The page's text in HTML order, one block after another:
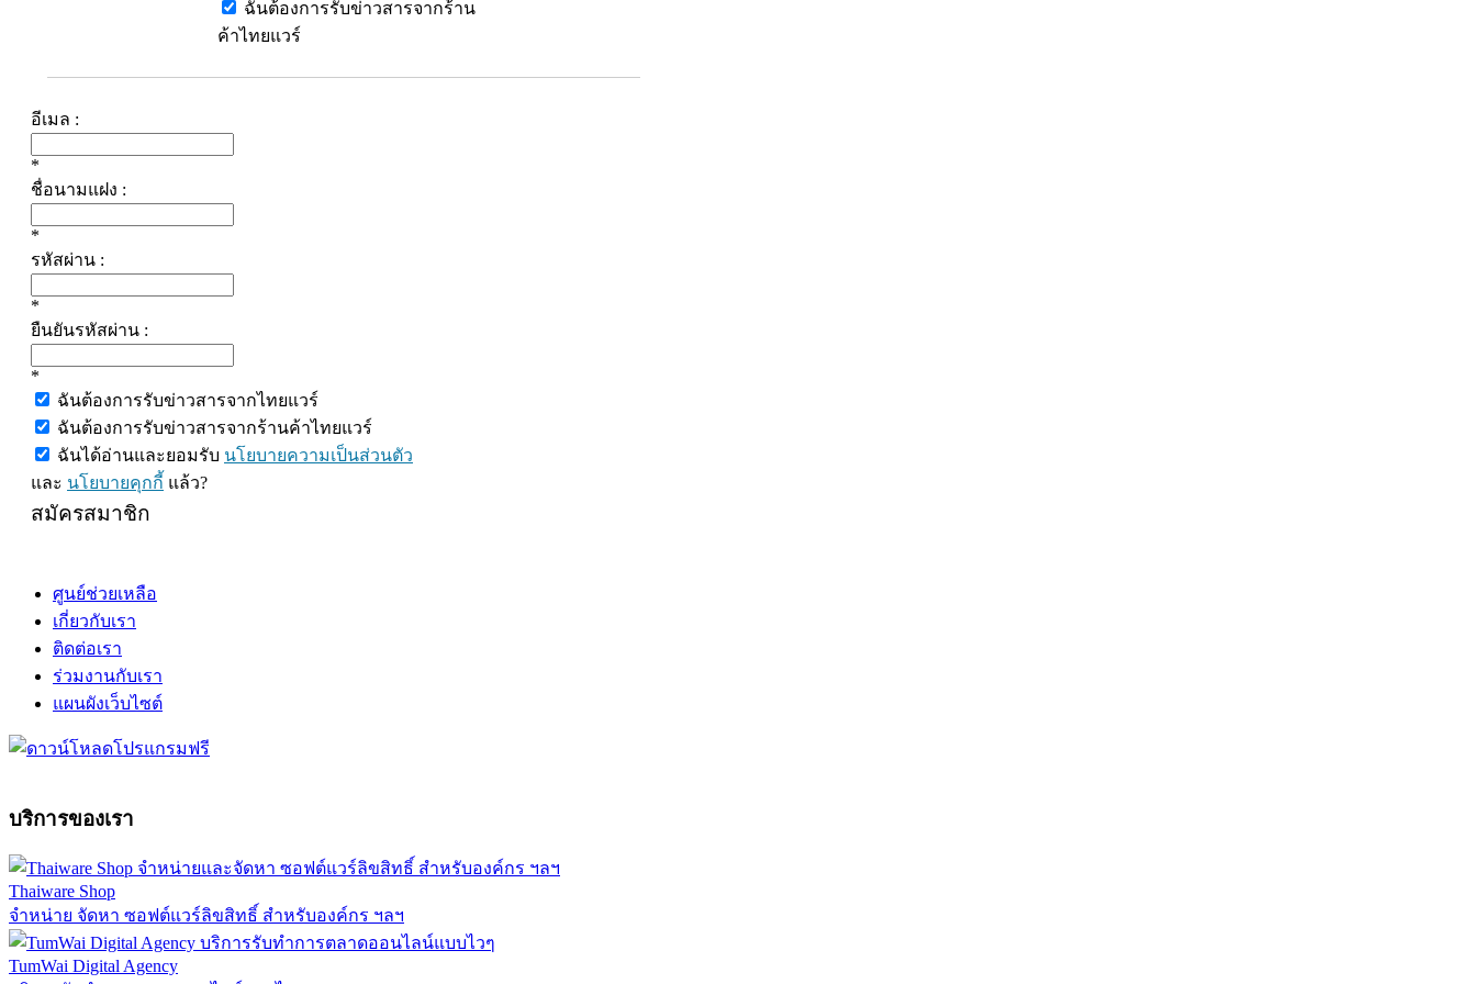
ฉันต้องการรับข่าวสารจากร้าน
ค้าไทยแวร์
อีเมล :
*
ชื่อนามแฝง :
*
รหัสผ่าน :
*
ยืนยันรหัสผ่าน :
*
ฉันต้องการรับข่าวสารจากไทยแวร์
ฉันต้องการรับข่าวสารจากร้านค้าไทยแวร์
ฉันได้อ่านและยอมรับ นโยบายความเป็นส่วนตัว
และ นโยบายคุกกี้ แล้ว?
สมัครสมาชิก
ศูนย์ช่วยเหลือ
เกี่ยวกับเรา
ติดต่อเรา
ร่วมงานกับเรา
แผนผังเว็บไซต์
บริการของเรา
Thaiware Shop
จำหน่าย จัดหา ซอฟต์แวร์ลิขสิทธิ์ สำหรับองค์กร ฯลฯ
TumWai Digital Agency